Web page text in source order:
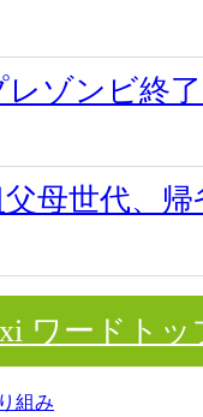
レゾンビ終
母世代、帰
ワードトッ
組み